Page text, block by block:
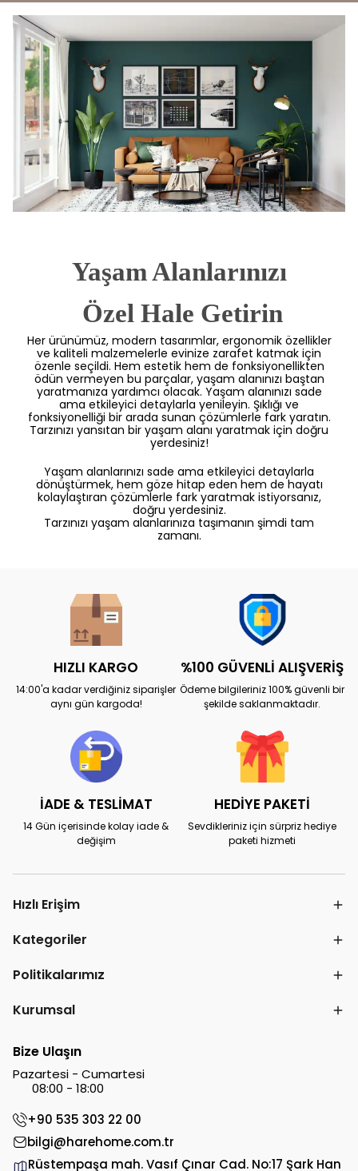
Yaşam Alanlarınızı
Özel Hale Getirin
Her ürünümüz, modern tasarımlar, ergonomik özellikler
ve kaliteli malzemelerle evinize zarafet katmak için
özenle seçildi. Hem estetik hem de fonksiyonellikten
ödün vermeyen bu parçalar, yaşam alanınızı baştan
yaratmanıza yardımcı olacak. Yaşam alanınızı sade
ama etkileyici detaylarla yenileyin. Şıklığı ve
fonksiyonelliği bir arada sunan çözümlerle fark yaratın.
Tarzınızı yansıtan bir yaşam alanı yaratmak için doğru
yerdesiniz!
Yaşam alanlarınızı sade ama etkileyici detaylarla
dönüştürmek, hem göze hitap eden hem de hayatı
kolaylaştıran çözümlerle fark yaratmak istiyorsanız,
doğru yerdesiniz.
Tarzınızı yaşam alanlarınıza taşımanın şimdi tam
zamanı.
HIZLI KARGO
14:00'a kadar verdiğiniz siparişler
aynı gün kargoda!
%100 GÜVENLİ ALIŞVERİŞ
Ödeme bilgileriniz 100% güvenli bir
şekilde saklanmaktadır.
İADE & TESLİMAT
14 Gün içerisinde kolay iade &
değişim
HEDİYE PAKETİ
Sevdikleriniz için sürpriz hediye
paketi hizmeti
Hızlı Erişim
Kategoriler
Politikalarımız
Kurumsal
Bize Ulaşın
Pazartesi - Cumartesi
08:00 - 18:00
+90 535 303 22 00
bilgi@harehome.com.tr
Rüstempaşa mah. Vasıf Çınar Cad. No:17 Şark Han